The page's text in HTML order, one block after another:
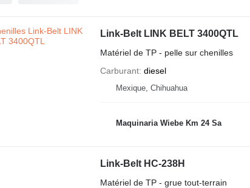
Link-Belt LINK BELT 3400QTL
Matériel de TP - pelle sur chenilles
Carburant diesel
Mexique, Chihuahua
Maquinaria Wiebe Km 24 Sa
Link-Belt HC-238H
Matériel de TP - grue tout-terrain